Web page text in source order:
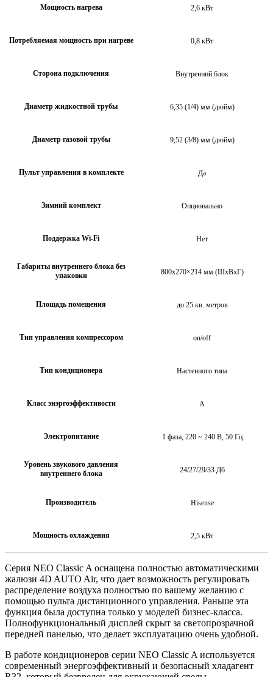
Мощность нагрева 2,6 кВт
Потребляемая мощность при нагреве 0,8 кВт
Сторона подключения Внутренний блок
Диаметр жидкостной трубы 6,35 (1/4) мм (дюйм)
Диаметр газовой трубы 9,52 (3/8) мм (дюйм)
Пульт управления в комплекте Да
Зимний комплект Опционально
Поддержка Wi-Fi Нет
Габариты внутреннего блока без
упаковки
800х270×214 мм (ШхВхГ)
Площадь помещения до 25 кв. метров
Тип управления компрессором on/off
Тип кондиционера Настенного типа
Класс энэргоэффективости А
Электропитание 1 фаза, 220 ~ 240 В, 50 Гц
Уровень звукового давления
внутреннего блока
24/27/29/33 Дб
Производитель Hisense
Мощность охлаждения 2,5 кВт
Серия NEO Classic A оснащена полностью автоматическими
жалюзи 4D AUTO Air, что дает возможность регулировать
распределение воздуха полностью по вашему желанию с
помощью пульта дистанционного управления. Раньше эта
функция была доступна только у моделей бизнес-класса.
Полнофункциональный дисплей скрыт за светопрозрачной
передней панелью, что делает эксплуатацию очень удобной.
В работе кондиционеров серии NEO Classic A используется
современный энергоэффективный и безопасный хладагент